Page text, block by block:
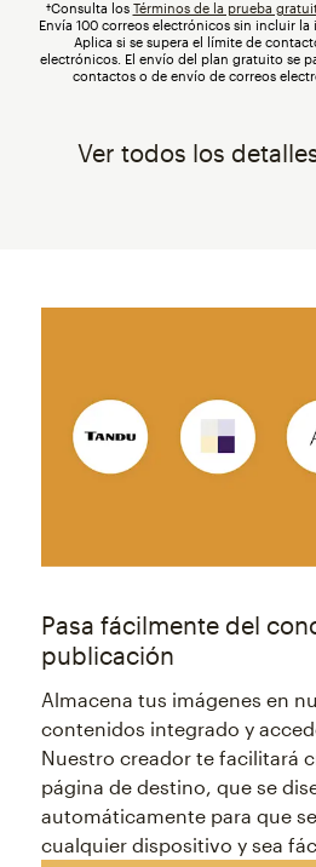
†Consulta los Términos de la prueba
Envía 100 correos electrónicos sin incluir la
Aplica si se supera el límite de
electrónicos. El envío del plan gratuito se
contactos o de envío de correos
Ver todos los
Pasa fácilmente del
publicación
Almacena tus imágenes en
contenidos integrado y
Nuestro creador te facilitará
página de destino, que se
automáticamente para que
cualquier dispositivo y sea